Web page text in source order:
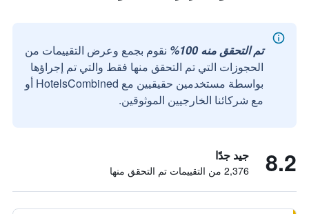
تم التحقق منه 100%
نقوم بجمع وعرض التقييمات من
الحجوزات التي تم التحقق منها فقط والتي تم إجراؤها
بواسطة مستخدمين حقيقيين مع HotelsCombined أو
مع شركائنا الخارجيين الموثوقين.
8.2 جيد جدًا
2,376 من التقييمات تم التحقق منها